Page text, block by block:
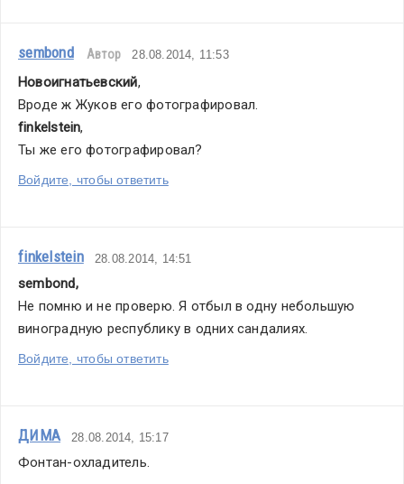
sembond Автор 28.08.2014, 11:53
Новоигнатьевский,
Вроде ж Жуков его фотографировал.
finkelstein,
Ты же его фотографировал?
Войдите, чтобы ответить
finkelstein 28.08.2014, 14:51
sembond,
Не помню и не проверю. Я отбыл в одну небольшую
виноградную республику в одних сандалиях.
Войдите, чтобы ответить
ДИМА 28.08.2014, 15:17
Фонтан-охладитель.